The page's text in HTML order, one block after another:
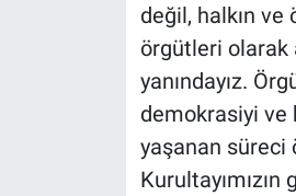
değil, halkın
örgütleri olarak
yanındayız.
demokrasiyi ve
yaşanan süreci